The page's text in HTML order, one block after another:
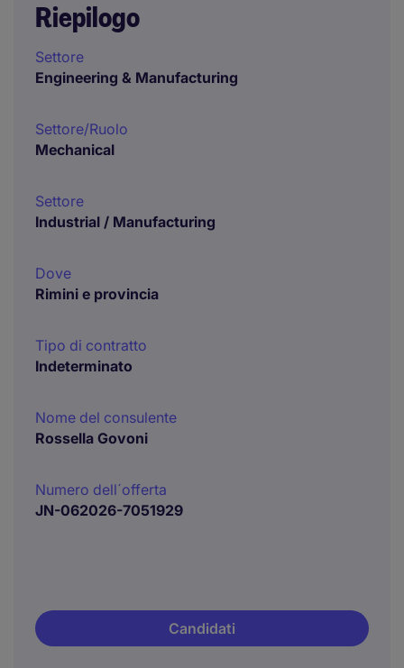
Riepilogo
Settore
Engineering & Manufacturing
Settore/Ruolo
Mechanical
Settore
Industrial / Manufacturing
Dove
Rimini e provincia
Tipo di contratto
Indeterminato
Nome del consulente
Rossella Govoni
Numero dell´offerta
JN-062026-7051929
Candidati